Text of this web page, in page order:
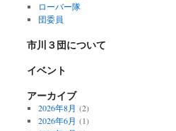
ローバー隊
団委員
市川３団について
イベント
アーカイブ
2026年8月 (2)
2026年6月 (1)